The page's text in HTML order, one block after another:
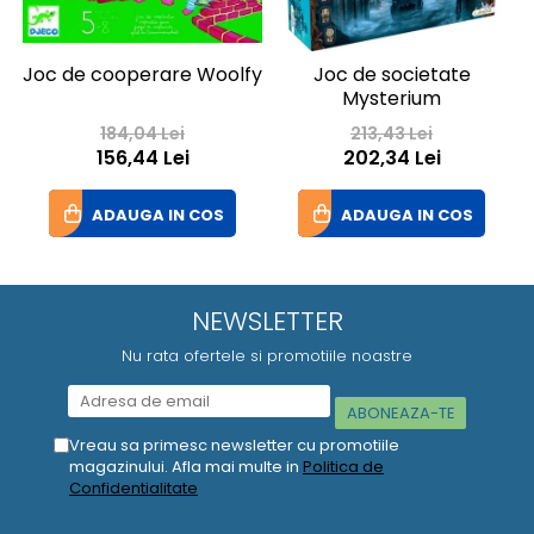
Joc de cooperare Woolfy
184,04 Lei
156,44 Lei
ADAUGA IN COS
Joc de societate
Mysterium
213,43 Lei
202,34 Lei
ADAUGA IN COS
NEWSLETTER
Nu rata ofertele si promotiile noastre
Vreau sa primesc newsletter cu promotiile
magazinului. Afla mai multe in Politica de
Confidentialitate